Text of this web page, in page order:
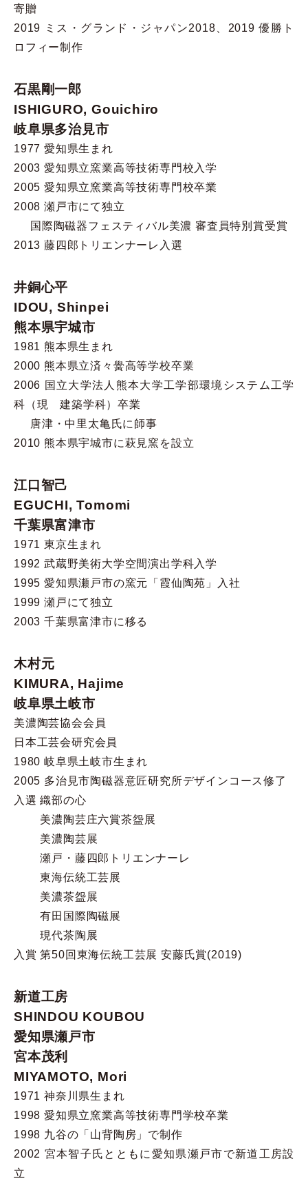
寄贈
2019 ミス・グランド・ジャパン2018、2019 優勝ト
ロフィー制作
石黒剛一郎
ISHIGURO, Gouichiro
岐阜県多治見市
1977 愛知県生まれ
2003 愛知県立窯業高等技術専門校入学
2005 愛知県立窯業高等技術専門校卒業
2008 瀬戸市にて独立
国際陶磁器フェスティバル美濃 審査員特別賞受賞
2013 藤四郎トリエンナーレ入選
井銅心平
IDOU, Shinpei
熊本県宇城市
1981 熊本県生まれ
2000 熊本県立済々黌高等学校卒業
2006 国立大学法人熊本大学工学部環境システム工学
科（現 建築学科）卒業
唐津・中里太亀氏に師事
2010 熊本県宇城市に萩見窯を設立
江口智己
EGUCHI, Tomomi
千葉県富津市
1971 東京生まれ
1992 武蔵野美術大学空間演出学科入学
1995 愛知県瀬戸市の窯元「霞仙陶苑」入社
1999 瀬戸にて独立
2003 千葉県富津市に移る
木村元
KIMURA, Hajime
岐阜県土岐市
美濃陶芸協会会員
日本工芸会研究会員
1980 岐阜県土岐市生まれ
2005 多治見市陶磁器意匠研究所デザインコース修了
入選 織部の心
美濃陶芸庄六賞茶盌展
美濃陶芸展
瀬戸・藤四郎トリエンナーレ
東海伝統工芸展
美濃茶盌展
有田国際陶磁展
現代茶陶展
入賞 第50回東海伝統工芸展 安藤氏賞(2019)
新道工房
SHINDOU KOUBOU
愛知県瀬戸市
宮本茂利
MIYAMOTO, Mori
1971 神奈川県生まれ
1998 愛知県立窯業高等技術専門学校卒業
1998 九谷の「山背陶房」で制作
2002 宮本智子氏とともに愛知県瀬戸市で新道工房設
立